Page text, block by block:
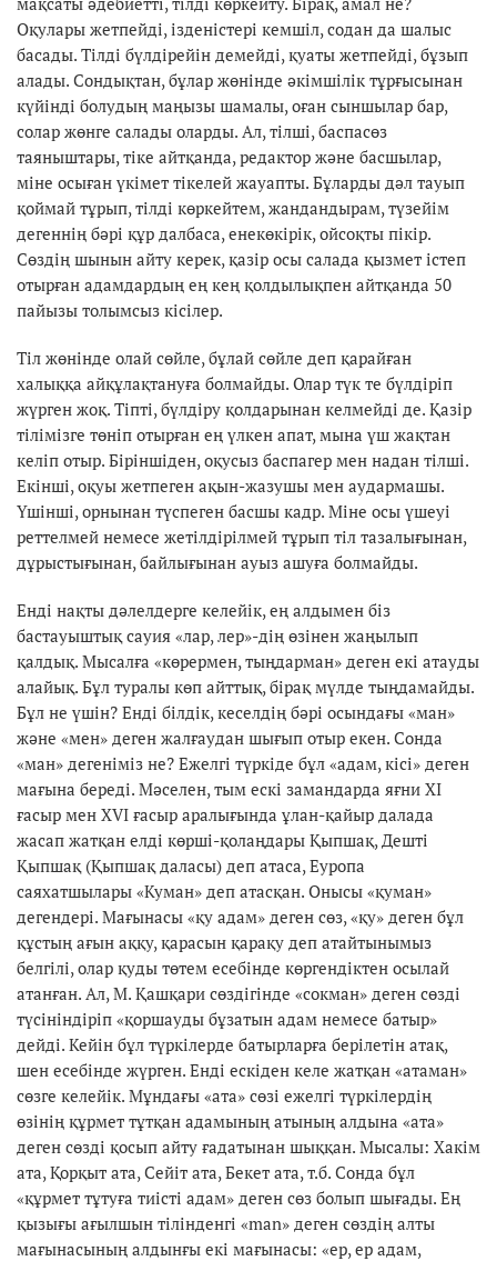
Оқулары жетпейді, ізденістері кемшіл, содан да шалыс
басады. Тілді бүлдірейін демейді, қуаты жетпейді, бұзып
алады. Сондықтан, бұлар жөнінде әкімшілік тұрғысынан
күйінді болудың маңызы шамалы, оған сыншылар бар,
солар жөнге салады оларды. Ал, тілші, баспасөз
таяныштары, тіке айтқанда, редактор және басшылар,
міне осыған үкімет тікелей жауапты. Бұларды дәл тауып
қоймай тұрып, тілді көркейтем, жандандырам, түзейім
дегеннің бәрі құр далбаса, енекөкірік, ойсоқты пікір.
Сөздің шынын айту керек, қазір осы салада қызмет істеп
отырған адамдардың ең кең қолдылықпен айтқанда 50
пайызы толымсыз кісілер.
Тіл жөнінде олай сөйле, бұлай сөйле деп қарайған
халыққа айқұлақтануға болмайды. Олар түк те бүлдіріп
жүрген жоқ. Тіпті, бүлдіру қолдарынан келмейді де. Қазір
тілімізге төніп отырған ең үлкен апат, мына үш жақтан
келіп отыр. Біріншіден, оқусыз баспагер мен надан тілші.
Екінші, оқуы жетпеген ақын-жазушы мен аудармашы.
Үшінші, орнынан түспеген басшы кадр. Міне осы үшеуі
реттелмей немесе жетілдірілмей тұрып тіл тазалығынан,
дұрыстығынан, байлығынан ауыз ашуға болмайды.
Енді нақты дәлелдерге келейік, ең алдымен біз
бастауыштық сауия «лар, лер»-дің өзінен жаңылып
қалдық. Мысалға «көрермен, тыңдарман» деген екі атауды
алайық. Бұл туралы көп айттық, бірақ мүлде тыңдамайды.
Бұл не үшін? Енді білдік, кеселдің бәрі осындағы «ман»
және «мен» деген жалғаудан шығып отыр екен. Сонда
«ман» дегеніміз не? Ежелгі түркіде бұл «адам, кісі» деген
мағына береді. Мәселен, тым ескі замандарда яғни ХІ
ғасыр мен ХVI ғасыр аралығында ұлан-қайыр далада
жасап жатқан елді көрші-қолаңдары Қыпшақ, Дешті
Қыпшақ (Қыпшақ даласы) деп атаса, Еуропа
саяхатшылары «Куман» деп атасқан. Онысы «қуман»
дегендері. Мағынасы «қу адам» деген сөз, «қу» деген бұл
құстың ағын аққу, қарасын қарақу деп атайтынымыз
белгілі, олар қуды төтем есебінде көргендіктен осылай
атанған. Ал, М. Қашқари сөздігінде «сокман» деген сөзді
түсініндіріп «қоршауды бұзатын адам немесе батыр»
дейді. Кейін бұл түркілерде батырларға берілетін атақ,
шен есебінде жүрген. Енді ескіден келе жатқан «атаман»
сөзге келейік. Мұндағы «ата» сөзі ежелгі түркілердің
өзінің құрмет тұтқан адамының атының алдына «ата»
деген сөзді қосып айту ғадатынан шыққан. Мысалы: Хакім
ата, Қорқыт ата, Сейіт ата, Бекет ата, т.б. Сонда бұл
«құрмет тұтуға тиісті адам» деген сөз болып шығады. Ең
қызығы ағылшын тілінденгі «man» деген сөздің алты
мағынасының алдынғы екі мағынасы: «ер, ер адам,